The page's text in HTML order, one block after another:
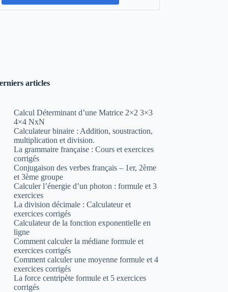
articles
Calcul Déterminant d’une Matrice 2×2 3×3
4×4 NxN
Calculateur binaire : Addition, soustraction,
multiplication et division.
La grammaire française : Cours et exercices
corrigés
Conjugaison des verbes français – 1er, 2ème
et 3ème groupe
Calculer l’énergie d’un photon : formule et 3
exercices
La division décimale : Calculateur et
exercices corrigés
Calculateur de la fonction exponentielle en
ligne
Comment calculer la médiane formule et
exercices corrigés
Comment calculer une moyenne formule et 4
exercices corrigés
La force centripète formule et 5 exercices
corrigés